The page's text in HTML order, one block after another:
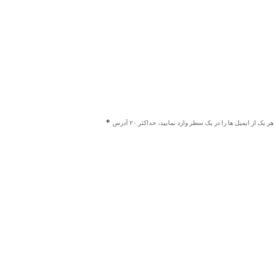
هر یک از ایمیل ها را در یک سطر وارد نمایید، حداکثر ۲۰ آدرس